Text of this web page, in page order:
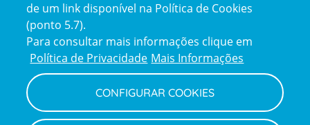
Reclamações
e
elogios
Política de Privacidade e Cookies
de um link disponível na Política de Cookies
(ponto 5.7).
Para consultar mais informações clique em
Política de Privacidade Mais Informações
CONFIGURAR COOKIES